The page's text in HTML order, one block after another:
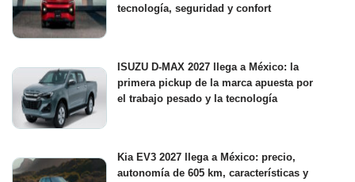
tecnología, seguridad y confort
ISUZU D-MAX 2027 llega a México: la
primera pickup de la marca apuesta por
el trabajo pesado y la tecnología
Kia EV3 2027 llega a México: precio,
autonomía de 605 km, características y